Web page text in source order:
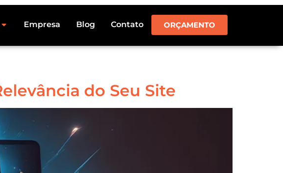
Empresa Blog Contato ORÇAMENTO
do Seu Site